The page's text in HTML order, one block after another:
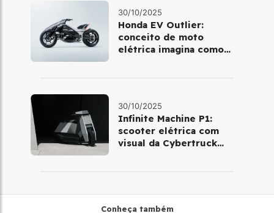
30/10/2025
Honda EV Outlier:
conceito de moto
elétrica imagina como
30/10/2025
Infinite Machine P1:
scooter elétrica com
visual da Cybertruck
Conheça também